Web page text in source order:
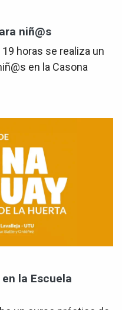
niñ@s
horas se realiza un
en la Casona
la Escuela